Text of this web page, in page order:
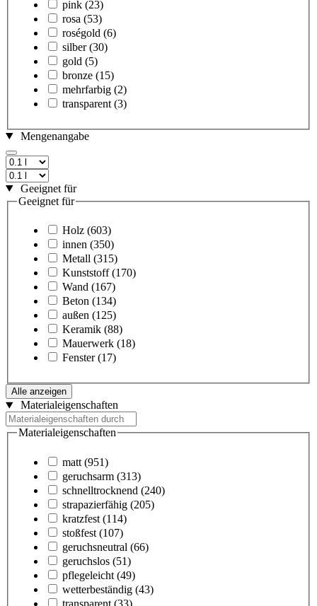
pink (23)
rosa (53)
roségold (6)
silber (30)
gold (5)
bronze (15)
mehrfarbig (2)
transparent (3)
Mengenangabe
Geeignet für
Geeignet für
Holz (603)
innen (350)
Metall (315)
Kunststoff (170)
Wand (167)
Beton (134)
außen (125)
Keramik (88)
Mauerwerk (18)
Fenster (17)
Alle anzeigen
Materialeigenschaften
Materialeigenschaften
matt (951)
geruchsarm (313)
schnelltrocknend (240)
strapazierfähig (205)
kratzfest (114)
stoßfest (107)
geruchsneutral (66)
geruchslos (51)
pflegeleicht (49)
wetterbeständig (43)
transparent (33)